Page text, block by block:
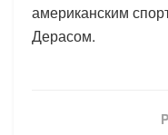
американским
Дерасом.